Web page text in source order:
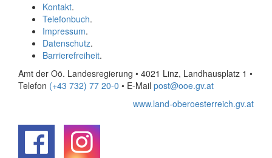
Kontakt.
Telefonbuch.
Impressum.
Datenschutz.
Barrierefreiheit.
Amt der Oö. Landesregierung • 4021 Linz, Landhausplatz 1 •
Telefon (+43 732) 77 20-0 • E-Mail post@ooe.gv.at
www.land-oberoesterreich.gv.at